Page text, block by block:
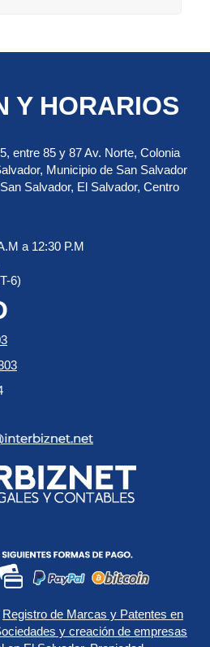
Y HORARIOS
entre 85 y 87 Av. Norte, Colonia
Municipio de San Salvador
Salvador, El Salvador, Centro
a 12:30 P.M
6)
Registro de Marcas y Patentes en
y creación de empresas